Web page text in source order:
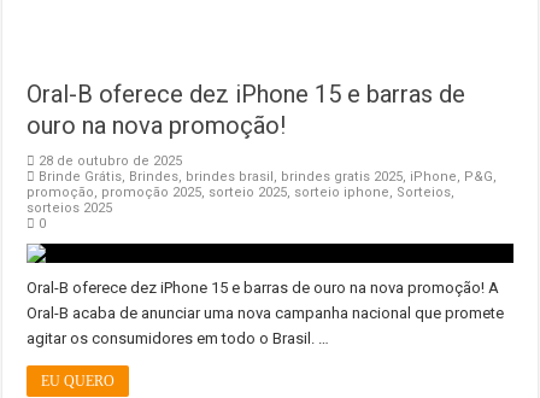
Oral-B oferece dez iPhone 15 e barras de
ouro na nova promoção!
28 de outubro de 2025
Brinde Grátis, Brindes, brindes brasil, brindes gratis 2025, iPhone, P&G,
promoção, promoção 2025, sorteio 2025, sorteio iphone, Sorteios,
sorteios 2025
0
Oral-B oferece dez iPhone 15 e barras de ouro na nova promoção! A
Oral-B acaba de anunciar uma nova campanha nacional que promete
agitar os consumidores em todo o Brasil. …
EU QUERO